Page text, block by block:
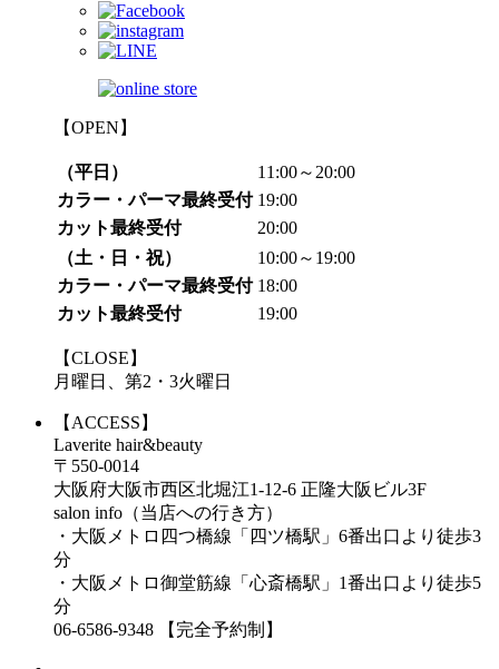
【OPEN】
（平日）
11:00～20:00
カラー・パーマ最終受付 19:00
カット最終受付
20:00
（土・日・祝）
10:00～19:00
カラー・パーマ最終受付 18:00
カット最終受付
19:00
【CLOSE】
月曜日、第2・3火曜日
【ACCESS】
Laverite hair&beauty
〒550-0014
大阪府大阪市西区北堀江1-12-6 正隆大阪ビル3F
salon info（当店への行き方）
・大阪メトロ四つ橋線「四ツ橋駅」6番出口より徒歩3
分
・大阪メトロ御堂筋線「心斎橋駅」1番出口より徒歩5
分
06-6586-9348 【完全予約制】